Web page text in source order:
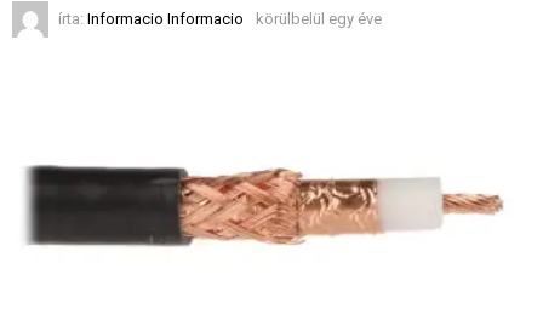
írta: Informacio Informacio körülbelül egy éve